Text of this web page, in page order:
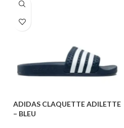
ADIDAS CLAQUETTE ADILETTE
– BLEU